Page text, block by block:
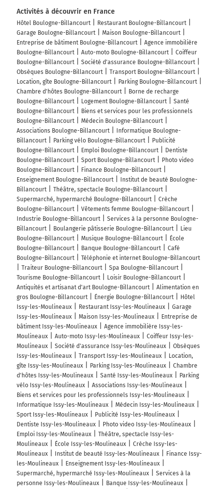
Activités à découvrir en France
Hôtel Boulogne-Billancourt
Restaurant Boulogne-Billancourt
Garage Boulogne-Billancourt
Maison Boulogne-Billancourt
Entreprise de bâtiment Boulogne-Billancourt
Agence immobilière
Boulogne-Billancourt
Auto-moto Boulogne-Billancourt
Coiffeur
Boulogne-Billancourt
Société d'assurance Boulogne-Billancourt
Obsèques Boulogne-Billancourt
Transport Boulogne-Billancourt
Location, gîte Boulogne-Billancourt
Parking Boulogne-Billancourt
Chambre d'hôtes Boulogne-Billancourt
Borne de recharge
Boulogne-Billancourt
Logement Boulogne-Billancourt
Santé
Boulogne-Billancourt
Biens et services pour les professionnels
Boulogne-Billancourt
Médecin Boulogne-Billancourt
Associations Boulogne-Billancourt
Informatique Boulogne-
Billancourt
Parking vélo Boulogne-Billancourt
Publicité
Boulogne-Billancourt
Emploi Boulogne-Billancourt
Dentiste
Boulogne-Billancourt
Sport Boulogne-Billancourt
Photo video
Boulogne-Billancourt
Finance Boulogne-Billancourt
Enseignement Boulogne-Billancourt
Institut de beauté Boulogne-
Billancourt
Théâtre, spectacle Boulogne-Billancourt
Supermarché, hypermarché Boulogne-Billancourt
Crèche
Boulogne-Billancourt
Vêtements femme Boulogne-Billancourt
Industrie Boulogne-Billancourt
Services à la personne Boulogne-
Billancourt
Boulangerie pâtisserie Boulogne-Billancourt
Lieu
Boulogne-Billancourt
Musique Boulogne-Billancourt
École
Boulogne-Billancourt
Banque Boulogne-Billancourt
Café
Boulogne-Billancourt
Téléphonie et internet Boulogne-Billancourt
Traiteur Boulogne-Billancourt
Spa Boulogne-Billancourt
Tourisme Boulogne-Billancourt
Loisir Boulogne-Billancourt
Antiquités et artisanat d'art Boulogne-Billancourt
Alimentation en
gros Boulogne-Billancourt
Énergie Boulogne-Billancourt
Hôtel
Issy-les-Moulineaux
Restaurant Issy-les-Moulineaux
Garage
Issy-les-Moulineaux
Maison Issy-les-Moulineaux
Entreprise de
bâtiment Issy-les-Moulineaux
Agence immobilière Issy-les-
Moulineaux
Auto-moto Issy-les-Moulineaux
Coiffeur Issy-les-
Moulineaux
Société d'assurance Issy-les-Moulineaux
Obsèques
Issy-les-Moulineaux
Transport Issy-les-Moulineaux
Location,
gîte Issy-les-Moulineaux
Parking Issy-les-Moulineaux
Chambre
d'hôtes Issy-les-Moulineaux
Santé Issy-les-Moulineaux
Parking
vélo Issy-les-Moulineaux
Associations Issy-les-Moulineaux
Biens et services pour les professionnels Issy-les-Moulineaux
Informatique Issy-les-Moulineaux
Médecin Issy-les-Moulineaux
Sport Issy-les-Moulineaux
Publicité Issy-les-Moulineaux
Dentiste Issy-les-Moulineaux
Photo video Issy-les-Moulineaux
Emploi Issy-les-Moulineaux
Théâtre, spectacle Issy-les-
Moulineaux
École Issy-les-Moulineaux
Crèche Issy-les-
Moulineaux
Institut de beauté Issy-les-Moulineaux
Finance Issy-
les-Moulineaux
Enseignement Issy-les-Moulineaux
Supermarché, hypermarché Issy-les-Moulineaux
Services à la
personne Issy-les-Moulineaux
Banque Issy-les-Moulineaux